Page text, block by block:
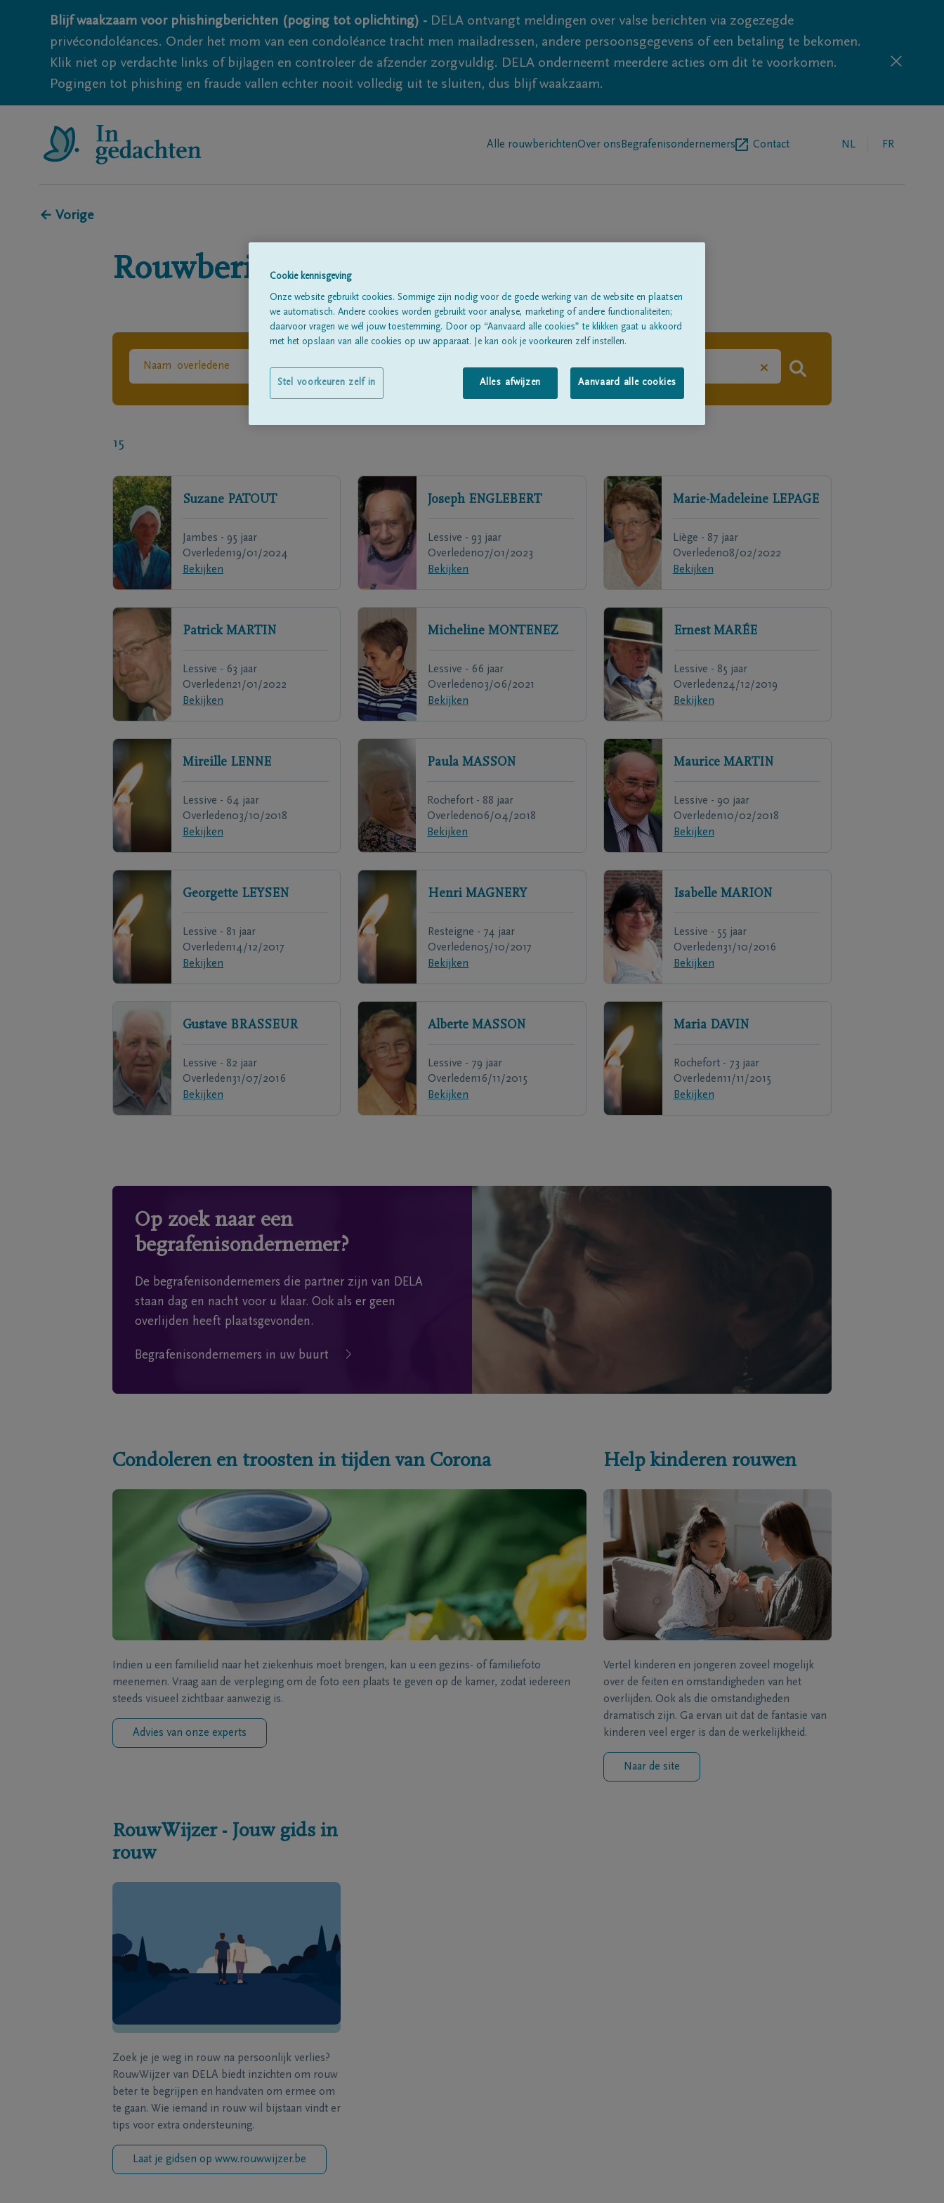
Blijf waakzaam voor phishingberichten (poging tot oplichting) - DELA ontvangt meldingen over valse berichten via zogezegde
privécondoléances. Onder het mom van een condoléance tracht men mailadressen, andere persoonsgegevens of een betaling te bekomen.
Klik niet op verdachte links of bijlagen en controleer de afzender zorgvuldig. DELA onderneemt meerdere acties om dit te voorkomen.
Pogingen tot phishing en fraude vallen echter nooit volledig uit te sluiten, dus blijf waakzaam.
Alle rouwberichtenOver ons Begrafenisondernemers Contact NL FR
← Vorige
Rouwberichten in
×
15
Suzane PATOUT
Jambes - 95 jaar
Overleden19/01/2024
Bekijken
Joseph ENGLEBERT
Lessive - 93 jaar
Overleden07/01/2023
Bekijken
Marie-Madeleine LEPAGE
Liège - 87 jaar
Overleden08/02/2022
Bekijken
Patrick MARTIN
Lessive - 63 jaar
Overleden21/01/2022
Bekijken
Micheline MONTENEZ
Lessive - 66 jaar
Overleden03/06/2021
Bekijken
Ernest MARÉE
Lessive - 85 jaar
Overleden24/12/2019
Bekijken
Mireille LENNE
Lessive - 64 jaar
Overleden03/10/2018
Bekijken
Paula MASSON
Rochefort - 88 jaar
Overleden06/04/2018
Bekijken
Maurice MARTIN
Lessive - 90 jaar
Overleden10/02/2018
Bekijken
Georgette LEYSEN
Lessive - 81 jaar
Overleden14/12/2017
Bekijken
Henri MAGNERY
Resteigne - 74 jaar
Overleden05/10/2017
Bekijken
Isabelle MARION
Lessive - 55 jaar
Overleden31/10/2016
Bekijken
Gustave BRASSEUR
Lessive - 82 jaar
Overleden31/07/2016
Bekijken
Alberte MASSON
Lessive - 79 jaar
Overleden16/11/2015
Bekijken
Maria DAVIN
Rochefort - 73 jaar
Overleden11/11/2015
Bekijken
Op zoek naar een
begrafenisondernemer?
De begrafenisondernemers die partner zijn van DELA
staan dag en nacht voor u klaar. Ook als er geen
overlijden heeft plaatsgevonden.
Begrafenisondernemers in uw buurt
Condoleren en troosten in tijden van Corona
Indien u een familielid naar het ziekenhuis moet brengen, kan u een gezins- of familiefoto
meenemen. Vraag aan de verpleging om de foto een plaats te geven op de kamer, zodat iedereen
steeds visueel zichtbaar aanwezig is.
Advies van onze experts
Help kinderen rouwen
Vertel kinderen en jongeren zoveel mogelijk
over de feiten en omstandigheden van het
overlijden. Ook als die omstandigheden
dramatisch zijn. Ga ervan uit dat de fantasie van
kinderen veel erger is dan de werkelijkheid.
Naar de site
RouwWijzer - Jouw gids in
rouw
Zoek je je weg in rouw na persoonlijk verlies?
RouwWijzer van DELA biedt inzichten om rouw
beter te begrijpen en handvaten om ermee om
te gaan. Wie iemand in rouw wil bijstaan vindt er
tips voor extra ondersteuning.
Laat je gidsen op www.rouwwijzer.be
Cookie kennisgeving
Onze website gebruikt cookies. Sommige zijn nodig voor de goede werking van de website en plaatsen
we automatisch. Andere cookies worden gebruikt voor analyse, marketing of andere functionaliteiten;
daarvoor vragen we wél jouw toestemming. Door op “Aanvaard alle cookies” te klikken gaat u akkoord
met het opslaan van alle cookies op uw apparaat. Je kan ook je voorkeuren zelf instellen.
Alles afwijzen Aanvaard alle cookies
Stel voorkeuren zelf in